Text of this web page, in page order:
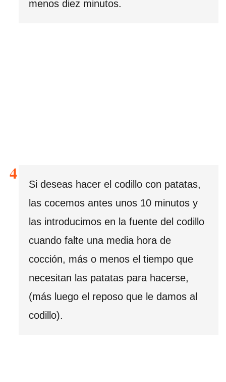
menos diez minutos.
Si deseas hacer el codillo con patatas,
las cocemos antes unos 10 minutos y
las introducimos en la fuente del codillo
cuando falte una media hora de
cocción, más o menos el tiempo que
necesitan las patatas para hacerse,
(más luego el reposo que le damos al
codillo).